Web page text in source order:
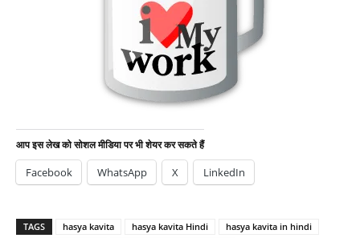
आप इस लेख को सोशल मीडिया पर भी शेयर कर सकते हैं
Facebook WhatsApp X LinkedIn
TAGS hasya kavita hasya kavita Hindi
hasya kavita in hindi